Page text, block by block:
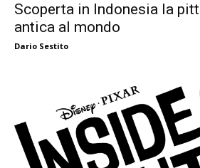
Scoperta in Indonesia la
antica al mondo
Dario Sestito